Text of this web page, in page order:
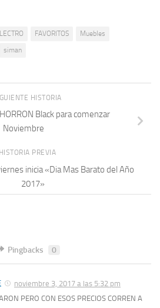
FAVORITOS
Muebles
siman
HISTORIA
Black para comenzar
Noviembre
HISTORIA PREVIA
inicia «Dia Mas Barato del Año
2017»
Pingbacks 0
noviembre 3, 2017 a las 5:32 pm
PERO CON ESOS PRECIOS CORREN A